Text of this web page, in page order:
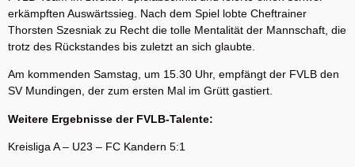
erkämpften Auswärtssieg. Nach dem Spiel lobte Cheftrainer
Thorsten Szesniak zu Recht die tolle Mentalität der Mannschaft, die
trotz des Rückstandes bis zuletzt an sich glaubte.
Am kommenden Samstag, um 15.30 Uhr, empfängt der FVLB den
SV Mundingen, der zum ersten Mal im Grütt gastiert.
Weitere Ergebnisse der FVLB-Talente:
Kreisliga A – U23 – FC Kandern 5:1